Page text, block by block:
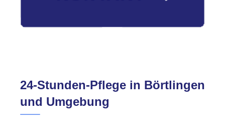
24-Stunden-Pflege in Börtlingen
und Umgebung